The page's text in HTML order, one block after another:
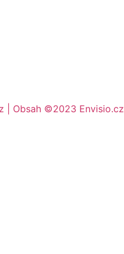
| Obsah ©2023 Envisio.cz